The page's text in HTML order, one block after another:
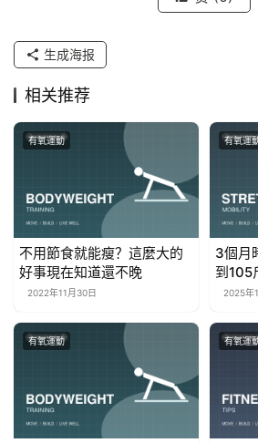
生成海报
相关推荐
有氧運動
不用節食就能瘦？這麼大的
好事現在知道還不晚
2022年11月30日
有氧運
3個月
到105
2025年
有氧運動 有氧運